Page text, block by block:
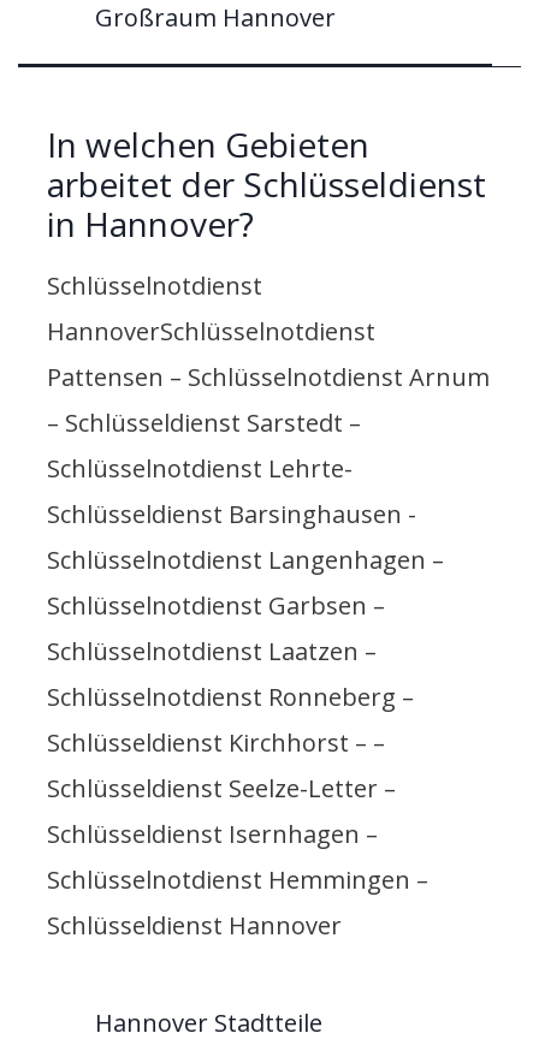
Großraum Hannover
In welchen Gebieten
arbeitet der Schlüsseldienst
in Hannover?
Schlüsselnotdienst
HannoverSchlüsselnotdienst
Pattensen – Schlüsselnotdienst Arnum
– Schlüsseldienst Sarstedt –
Schlüsselnotdienst Lehrte-
Schlüsseldienst Barsinghausen -
Schlüsselnotdienst Langenhagen –
Schlüsselnotdienst Garbsen –
Schlüsselnotdienst Laatzen –
Schlüsselnotdienst Ronneberg –
Schlüsseldienst Kirchhorst – –
Schlüsseldienst Seelze-Letter –
Schlüsseldienst Isernhagen –
Schlüsselnotdienst Hemmingen –
Schlüsseldienst Hannover
Hannover Stadtteile